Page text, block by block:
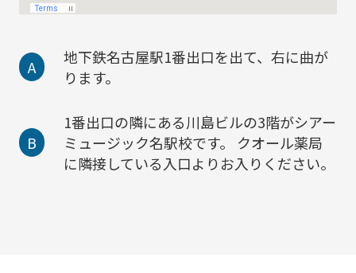
A
地下鉄名古屋駅1番出口を出て、右に曲が
ります。
B
1番出口の隣にある川島ビルの3階がシアー
ミュージック名駅校です。 クオール薬局
に隣接している入口よりお入りください。